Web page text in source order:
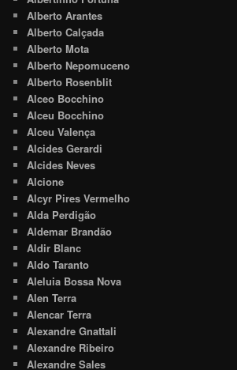
Alberto Arantes
Alberto Calçada
Alberto Mota
Alberto Nepomuceno
Alberto Rosenblit
Alceo Bocchino
Alceu Bocchino
Alceu Valença
Alcides Gerardi
Alcides Neves
Alcione
Alcyr Pires Vermelho
Alda Perdigão
Aldemar Brandão
Aldir Blanc
Aldo Taranto
Aleluia Bossa Nova
Alen Terra
Alencar Terra
Alexandre Gnattali
Alexandre Ribeiro
Alexandre Sales